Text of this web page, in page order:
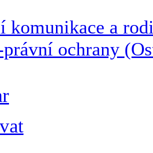
komunikace a
ochrany